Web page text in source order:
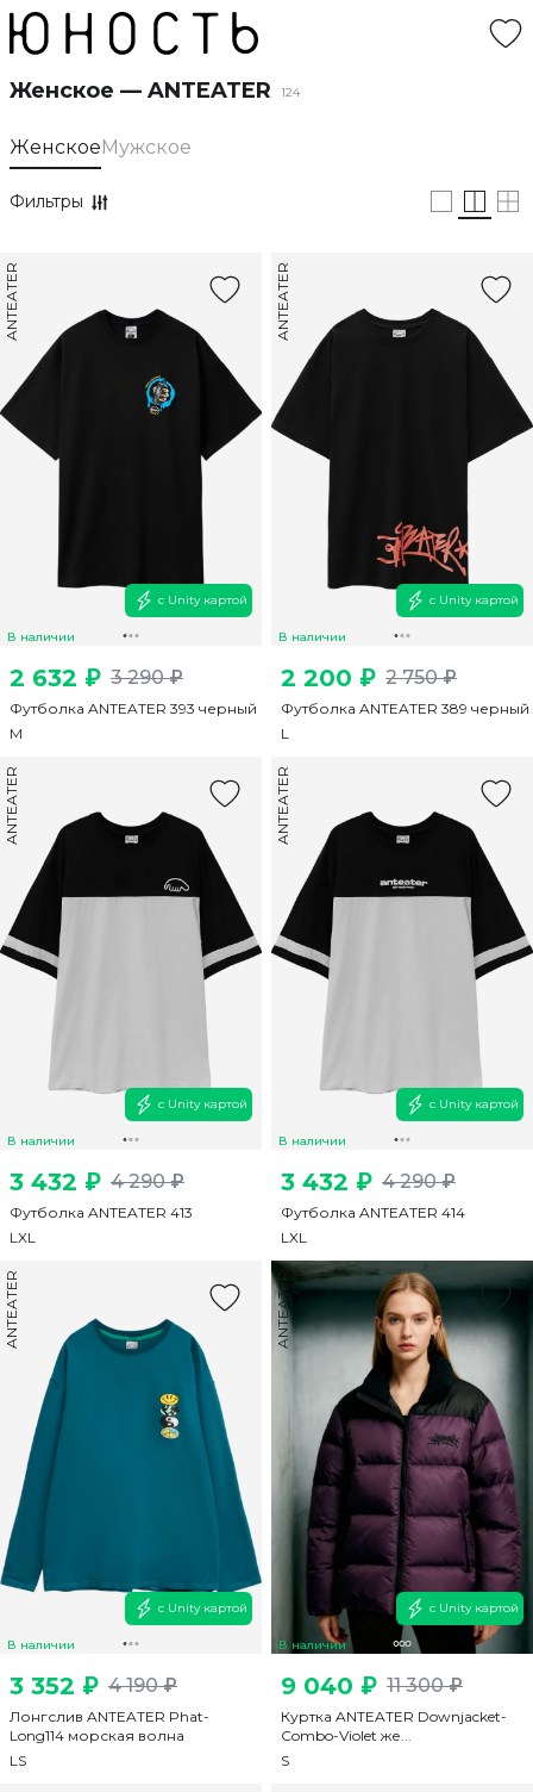
Женское — ANTEATER 124
ЖенскоеМужское
Фильтры
В наличии
ANTEATER
с Unity картой
2 632 ₽ 3 290 ₽
Футболка ANTEATER 393 черный
M
В наличии
ANTEATER
с Unity картой
2 200 ₽ 2 750 ₽
Футболка ANTEATER 389 черный
L
В наличии
ANTEATER
с Unity картой
3 432 ₽ 4 290 ₽
Футболка ANTEATER 413
LXL
В наличии
ANTEATER
с Unity картой
3 432 ₽ 4 290 ₽
Футболка ANTEATER 414
LXL
В наличии
ANTEATER
с Unity картой
3 352 ₽ 4 190 ₽
Лонгслив ANTEATER Phat-
Long114 морская волна
LS
В наличии
ANTEATER
с Unity картой
9 040 ₽ 11 300 ₽
Куртка ANTEATER Downjacket-
Combo-Violet же...
S